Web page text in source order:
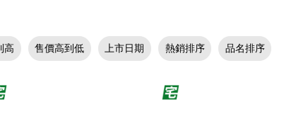
高 售價高到低 上市日期 熱銷排序 品名排序